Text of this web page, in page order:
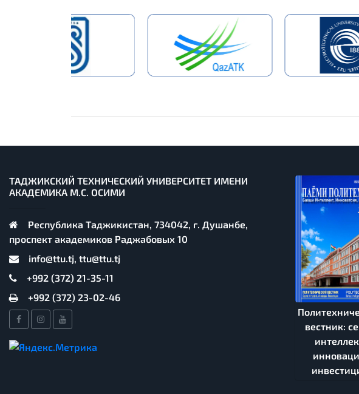
ТАДЖИКСКИЙ ТЕХНИЧЕСКИЙ УНИВЕРСИТЕТ ИМЕНИ
АКАДЕМИКА М.С. ОСИМИ
Республика Таджикистан, 734042, г. Душанбе,
проспект академиков Раджабовых 10
info@ttu.tj, ttu@ttu.tj
+992 (372) 21-35-11
+992 (372) 23-02-46
вестник: